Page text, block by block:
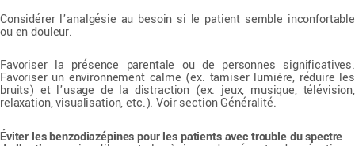
Considérer l’analgésie au besoin si le patient semble inconfortable
ou en douleur.
Favoriser la présence parentale ou de personnes significatives.
Favoriser un environnement calme (ex. tamiser lumière, réduire les
bruits) et l’usage de la distraction (ex. jeux, musique, télévision,
relaxation, visualisation, etc.). Voir section Généralité.
Éviter les benzodiazépinespour les patients avec trouble du spectre